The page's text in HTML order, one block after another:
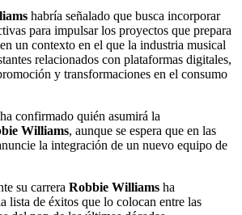
habría señalado que busca incorporar
para impulsar los proyectos que prepara
un contexto en el que la industria musical
relacionados con plataformas digitales,
y transformaciones en el consumo
confirmado quién asumirá la
Williams, aunque se espera que en las
la integración de un nuevo equipo de
su carrera Robbie Williams ha
lista de éxitos que lo colocan entre las